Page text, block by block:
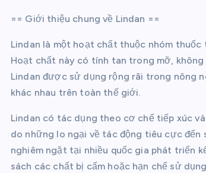
== Giới thiệu chung về Lindan ==
Lindan là một hoạt chất thuộc nhóm
Hoạt chất này có tính tan trong mỡ,
Lindan được sử dụng rộng rãi trong nông
khác nhau trên toàn thế giới.
Lindan có tác dụng theo cơ chế tiếp xúc
do những lo ngại về tác động tiêu cực
nghiêm ngặt tại nhiều quốc gia phát triển
sách các chất bị cấm hoặc hạn chế sử